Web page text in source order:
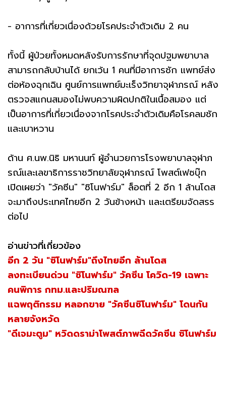
- อาการที่เกี่ยวเนื่องด้วยโรคประจำตัวเดิม 2 คน
ทั้งนี้ ผู้ป่วยทั้งหมดหลังรับการรักษาที่จุดปฐมพยาบาล
สามารถกลับบ้านได้ ยกเว้น 1 คนที่มีอาการชัก แพทย์ส่ง
ต่อห้องฉุกเฉิน ศูนย์การแพทย์มะเร็งวิทยาจุฬาภรณ์ หลัง
ตรวจสแกนสมองไม่พบความผิดปกติในเนื้อสมอง แต่
เป็นอาการที่เกี่ยวเนื่องจากโรคประจำตัวเดิมคือโรคลมชัก
และเบาหวาน
ด้าน ศ.นพ.นิธิ มหานนท์ ผู้อำนวยการโรงพยาบาลจุฬาภ
รณ์และเลขาธิการราชวิทยาลัยจุฬาภรณ์ โพสต์เฟซบุ๊ก
เปิดเผยว่า "วัคซีน" "ซิโนฟาร์ม" ล็อตที่ 2 อีก 1 ล้านโดส
จะมาถึงประเทศไทยอีก 2 วันข้างหน้า และเตรียมจัดสรร
ต่อไป
อ่านข่าวที่เกี่ยวข้อง
อีก 2 วัน "ซิโนฟาร์ม"ถึงไทยอีก ล้านโดส
ลงทะเบียนด่วน "ซิโนฟาร์ม" วัคซีน โควิด-19 เฉพาะ
คนพิการ กทม.และปริมณฑล
แฉพฤติกรรม หลอกขาย "วัคซีนซิโนฟาร์ม" โดนกัน
หลายจังหวัด
"ดีเจมะตูม" หวิดดราม่าโพสต์ภาพฉีดวัคซีน ซิโนฟาร์ม